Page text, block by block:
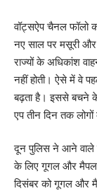
वॉट्सऐप चैनल फॉलो
नए साल पर मसूरी और
राज्यों के अधिकांश
नहीं होती। ऐसे में वे
बढ़ता है। इससे बचने
एप तीन दिन तक
दून पुलिस ने आने वाले
के लिए गूगल और
दिसंबर को गूगल और